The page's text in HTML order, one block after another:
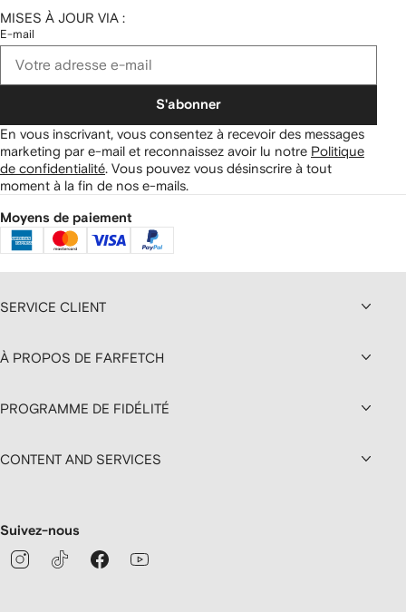
MISES À JOUR VIA :
E-mail
S'abonner
En vous inscrivant, vous consentez à recevoir des messages
marketing par e-mail et reconnaissez avoir lu notre Politique
de confidentialité Vous pouvez vous désinscrire à tout
moment à la fin de nos e-mails.
Moyens de paiement
SERVICE CLIENT
À PROPOS DE FARFETCH
PROGRAMME DE FIDÉLITÉ
CONTENT AND SERVICES
Suivez-nous